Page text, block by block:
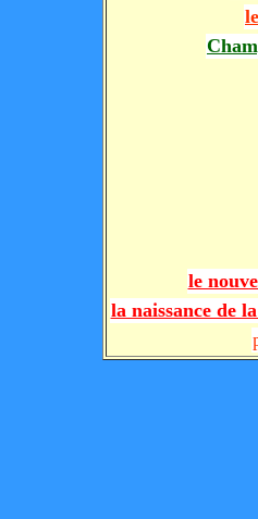
le
la naissance de